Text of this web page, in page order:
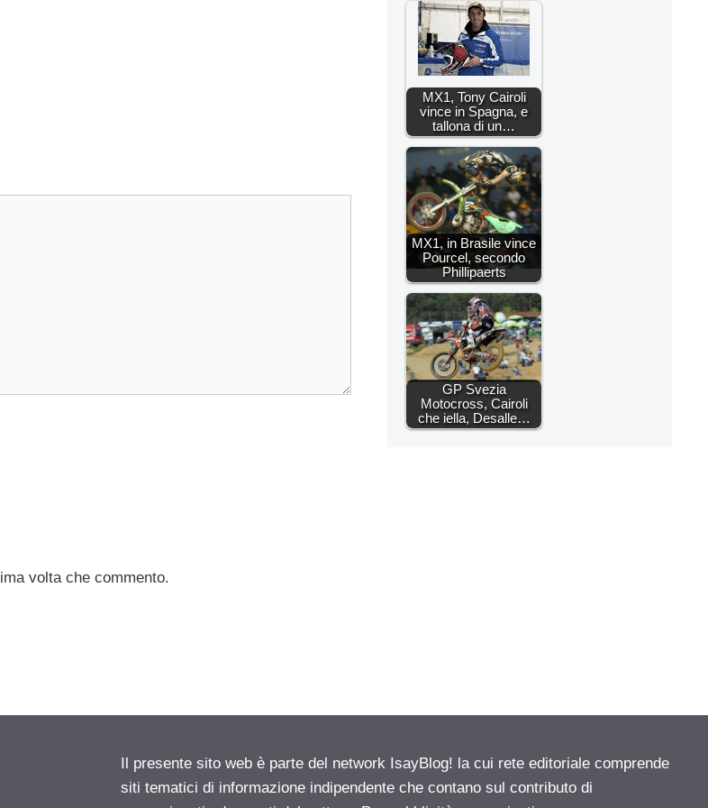
volta che commento.
MX1, Tony Cairoli
vince in Spagna, e
tallona di un…
MX1, in Brasile vince
Pourcel, secondo
Phillipaerts
GP Svezia
Motocross, Cairoli
che iella, Desalle…
Il presente sito web è parte del network IsayBlog! la cui rete editoriale comprende
siti tematici di informazione indipendente che contano sul contributo di